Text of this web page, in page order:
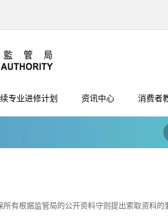
专业进修计划 资讯中心 消费者
有根据监管局的公开资料守则提出索取资料的